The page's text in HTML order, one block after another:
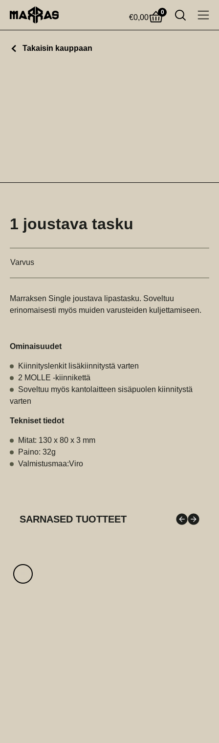
€0,00
0
Takaisin kauppaan
1 joustava tasku
Varvus
Marraksen Single joustava lipastasku. Soveltuu
erinomaisesti myös muiden varusteiden kuljettamiseen.
Ominaisuudet
Kiinnityslenkit lisäkiinnitystä varten
2 MOLLE -kiinnikettä
Soveltuu myös kantolaitteen sisäpuolen kiinnitystä
varten
Tekniset tiedot
Mitat: 130 x 80 x 3 mm
Paino: 32g
Valmistusmaa:Viro
SARNASED TUOTTEET